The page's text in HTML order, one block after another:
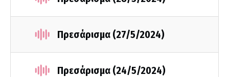
Πρεσάρισμα (27/5/2024)
Πρεσάρισμα (24/5/2024)